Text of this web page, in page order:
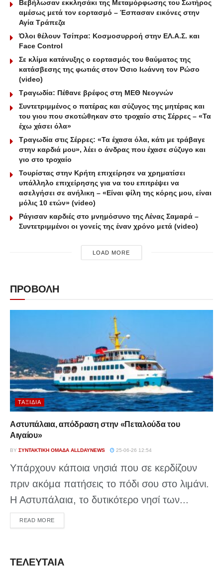
Βεβήλωσαν εκκλησάκι της Μεταμόρφωσης του Σωτήρος
αμέσως μετά τον εορτασμό – Έσπασαν εικόνες στην
Αγία Τράπεζα
Όλοι θέλουν Τσίπρα: Κοσμοσυρροή στην ΕΛ.Α.Σ. και
Face Control
Σε κλίμα κατάνυξης ο εορτασμός του θαύματος της
κατάσβεσης της φωτιάς στον Όσιο Ιωάννη τον Ρώσο
(video)
Τραγωδία: Πέθανε βρέφος στη ΜΕΘ Νεογνών
Συντετριμμένος ο πατέρας και σύζυγος της μητέρας και
του γιου που σκοτώθηκαν στο τροχαίο στις Σέρρες – «Τα
έχω χάσει όλα»
Τραγωδία στις Σέρρες: «Τα έχασα όλα, κάτι με τράβαγε
στην καρδιά μου», λέει ο άνδρας που έχασε σύζυγο και
γιο στο τροχαίο
Τουρίστας στην Κρήτη επιχείρησε να χρηματίσει
υπάλληλο επιχείρησης για να του επιτρέψει να
ασελγήσει σε ανήλικη – «Είναι φίλη της κόρης μου, είναι
μόλις 10 ετών» (video)
Ράγισαν καρδιές στο μνημόσυνο της Λένας Σαμαρά –
Συντετριμμένοι οι γονείς της έναν χρόνο μετά (video)
LOAD MORE
ΠΡΟΒΟΛΗ
ΤΑΞΊΔΙΑ
Αστυπάλαια, απόδραση στην «Πεταλούδα του
Αιγαίου»
BY ΣΥΝΤΑΚΤΙΚΉ ΟΜΆΔΑ ALLDAYNEWS 25-06-26 12:54
Υπάρχουν κάποια νησιά που σε κερδίζουν
πριν ακόμα πατήσεις το πόδι σου στο λιμάνι.
Η Αστυπάλαια, το δυτικότερο νησί των...
READ MOREDETAILS
ΤΕΛΕΥΤΑΙΑ